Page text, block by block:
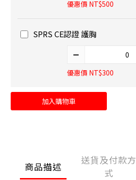
優惠價 NT$500
SPRS CE認證 護胸
優惠價 NT$300
加入購物車
商品描述
送貨及付款方
式